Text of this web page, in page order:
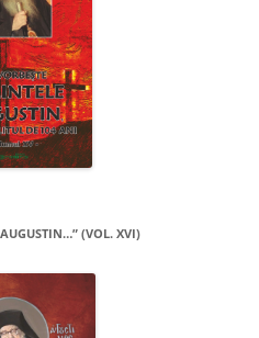
AUGUSTIN…” (VOL. XVI)